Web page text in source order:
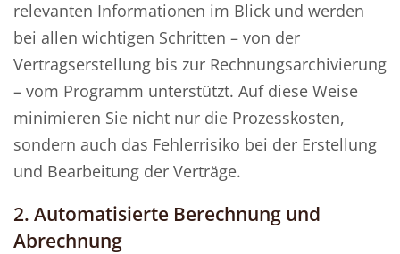
relevanten Informationen im Blick und werden
bei allen wichtigen Schritten – von der
Vertragserstellung bis zur Rechnungsarchivierung
– vom Programm unterstützt. Auf diese Weise
minimieren Sie nicht nur die Prozesskosten,
sondern auch das Fehlerrisiko bei der Erstellung
und Bearbeitung der Verträge.
2. Automatisierte Berechnung und
Abrechnung